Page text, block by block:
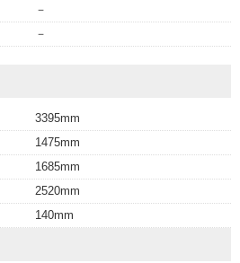
－
－
3395mm
1475mm
1685mm
2520mm
140mm